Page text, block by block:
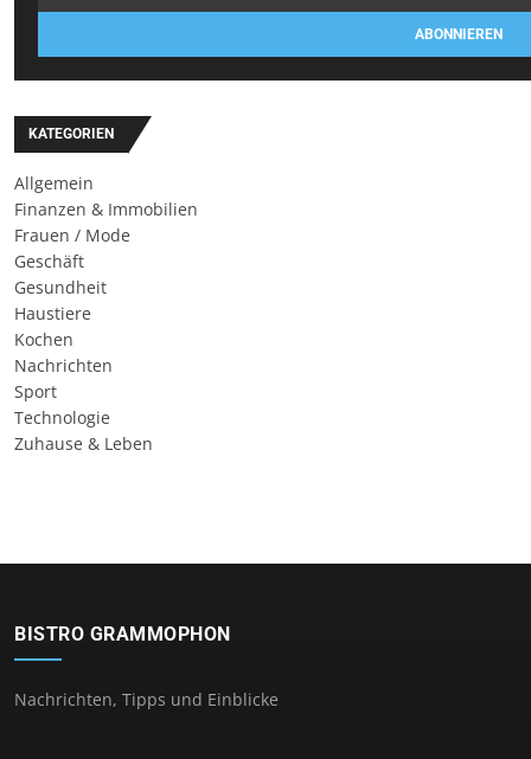
ABONNIEREN
KATEGORIEN
Allgemein
Finanzen & Immobilien
Frauen / Mode
Geschäft
Gesundheit
Haustiere
Kochen
Nachrichten
Sport
Technologie
Zuhause & Leben
BISTRO GRAMMOPHON
Nachrichten, Tipps und Einblicke